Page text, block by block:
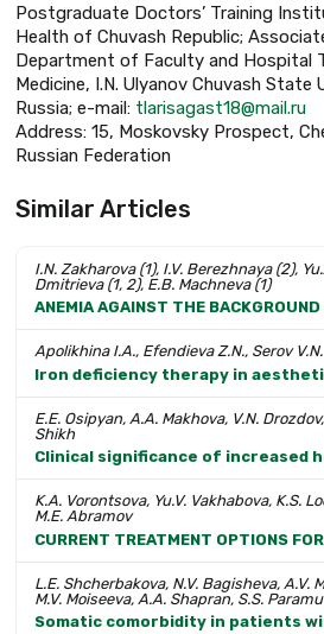
Postgraduate Doctors’ Training
Health of Chuvash Republic;
Department of Faculty and Hospital
Medicine, I.N. Ulyanov Chuvash State
Russia; e-mail: tlarisagast18@mail.ru
Address: 15, Moskovsky Prospect,
Russian Federation
Similar Articles
I.N. Zakharova (1), I.V. Berezhnaya (2),
Dmitrieva (1, 2), E.B. Machneva (1)
ANEMIA AGAINST THE
Apolikhina I.A., Efendieva Z.N., Serov V.N.
Iron deficiency therapy in
E.E. Osipyan, A.A. Makhova, V.N. Drozdov,
Shikh
Clinical significance of increased
K.A. Vorontsova, Yu.V. Vakhabova, K.S.
M.E. Abramov
CURRENT TREATMENT OPTIONS
L.E. Shcherbakova, N.V. Bagisheva, A.V.
M.V. Moiseeva, A.A. Shapran, S.S.
Somatic comorbidity in patients